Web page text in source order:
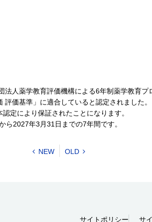
人薬学教育評価機構による6年制薬学教育プ
価基準」に適合していると認定されました。
定により保証されたことになります。
2027年3月31日までの7年間です。
NEW OLD
サイトポリシー サ